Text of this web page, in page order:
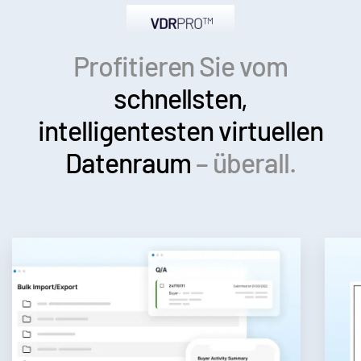
Profitieren Sie vom
schnellsten,
intelligentestenvirtuellen
Datenraum– überall.